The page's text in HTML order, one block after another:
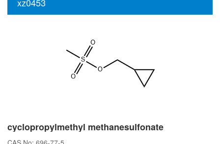
cyclopropylmethyl methanesulfonate